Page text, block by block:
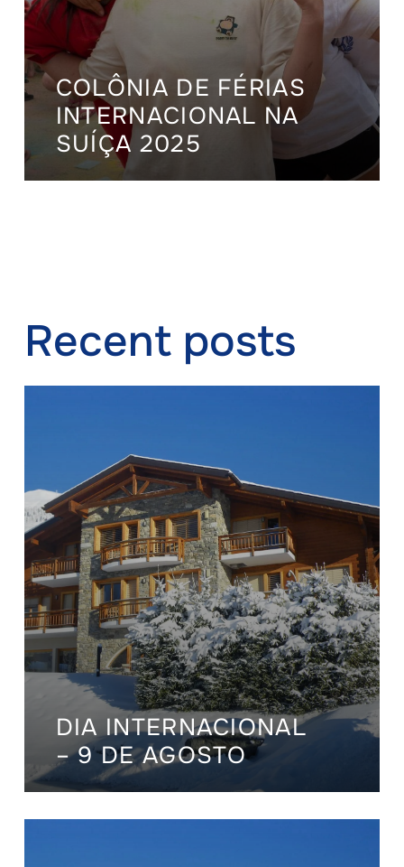
COLÔNIA DE FÉRIAS
INTERNACIONAL NA
SUÍÇA 2025
Recent posts
DIA INTERNACIONAL
– 9 DE AGOSTO